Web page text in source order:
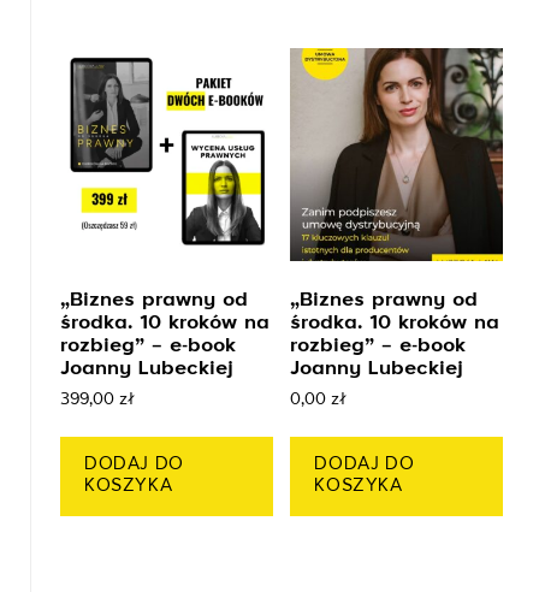
„Biznes prawny od
środka. 10 kroków na
rozbieg” – e-book
Joanny Lubeckiej
399,00 zł
DODAJ DO
KOSZYKA
„Biznes prawny od
środka. 10 kroków na
rozbieg” – e-book
Joanny Lubeckiej
0,00zł
DODAJ DO
KOSZYKA